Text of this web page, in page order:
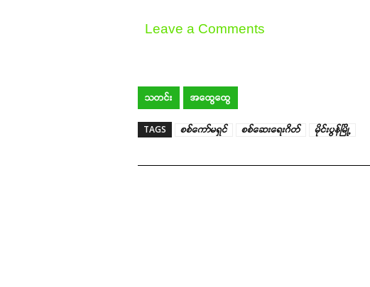
Leave a Comments
သတင်း အထွေထွေ
TAGS စစ်ကော်မရှင် စစ်ဆေးရေးဂိတ် မိုင်းပွန်မြို့